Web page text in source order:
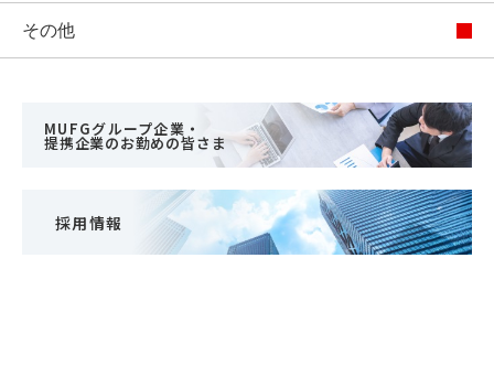
その他
MUFGグループ企業・
提携企業のお勤めの皆さま
採用情報